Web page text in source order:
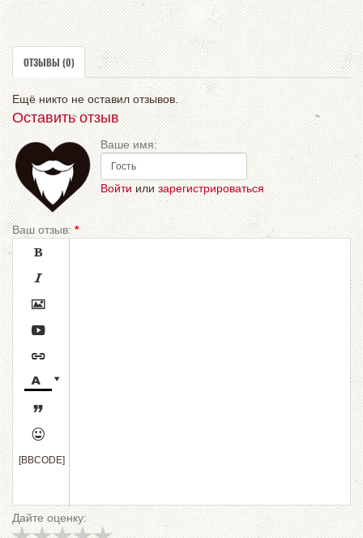
ОТЗЫВЫ (0)
Ещё никто не оставил отзывов.
Оставить отзыв
Ваше имя:
Войтиили зарегистрироваться
Ваш отзыв: *









[BBCODE]
Дайте оценку: